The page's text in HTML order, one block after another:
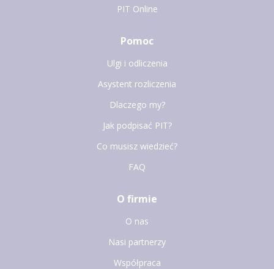
PIT Online
Pomoc
Ulgi i odliczenia
Asystent rozliczenia
Dlaczego my?
Jak podpisać PIT?
Co musisz wiedzieć?
FAQ
O firmie
O nas
Nasi partnerzy
Współpraca